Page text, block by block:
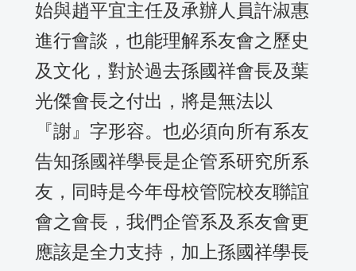
始與趙平宜主任及承辦人員許淑惠
進行會談，也能理解系友會之歷史
及文化，對於過去孫國祥會長及葉
光傑會長之付出，將是無法以
『謝』字形容。也必須向所有系友
告知孫國祥學長是企管系研究所系
友，同時是今年母校管院校友聯誼
會之會長，我們企管系及系友會更
應該是全力支持，加上孫國祥學長